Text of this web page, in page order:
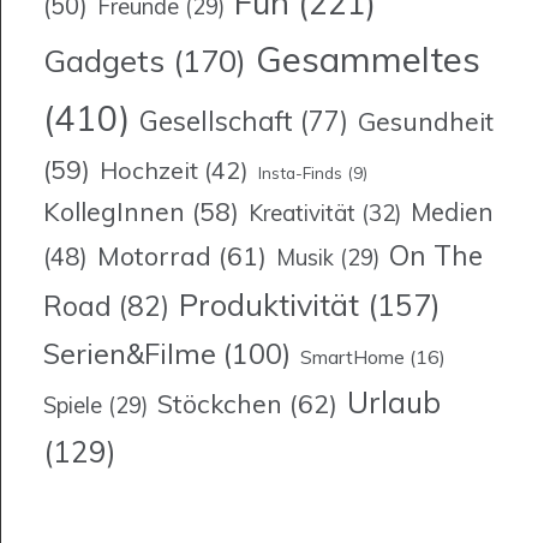
Freunde (29)
Gadgets (170) Gesammeltes
(410) Gesellschaft (77) Gesundheit
(59) Hochzeit (42) Insta-Finds (9)
KollegInnen (58) Kreativität (32) Medien
(48) Motorrad (61) Musik (29) On The
Road (82) Produktivität (157)
Serien&Filme (100) SmartHome (16)
Spiele (29) Stöckchen (62) Urlaub
(129)